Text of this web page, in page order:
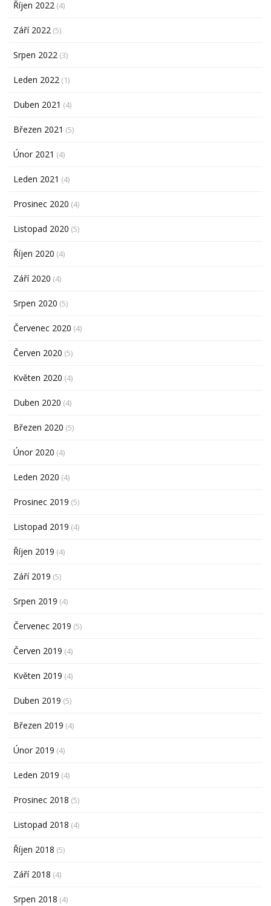
Říjen 2022 (4)
Září 2022 (5)
Srpen 2022 (3)
Leden 2022 (1)
Duben 2021 (4)
Březen 2021 (5)
Únor 2021 (4)
Leden 2021 (4)
Prosinec 2020 (4)
Listopad 2020 (5)
Říjen 2020 (4)
Září 2020 (4)
Srpen 2020 (5)
Červenec 2020 (4)
Červen 2020 (5)
Květen 2020 (4)
Duben 2020 (4)
Březen 2020 (5)
Únor 2020 (4)
Leden 2020 (4)
Prosinec 2019 (5)
Listopad 2019 (4)
Říjen 2019 (4)
Září 2019 (5)
Srpen 2019 (4)
Červenec 2019 (5)
Červen 2019 (4)
Květen 2019 (4)
Duben 2019 (5)
Březen 2019 (4)
Únor 2019 (4)
Leden 2019 (4)
Prosinec 2018 (5)
Listopad 2018 (4)
Říjen 2018 (5)
Září 2018 (4)
Srpen 2018 (4)